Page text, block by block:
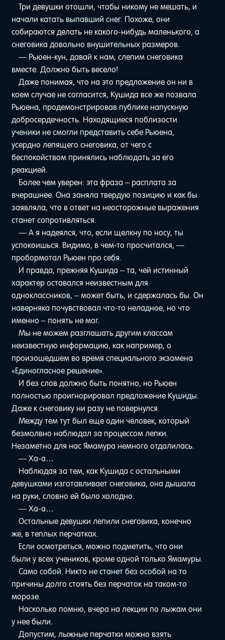
Три девушки отошли, чтобы никому не мешать, и
начали катать выпавший снег. Похоже, они
собираются делать не какого-нибудь маленького, а
снеговика довольно внушительных размеров.
— Рьюен-кун, давай к нам, слепим снеговика
вместе. Должно быть весело!
Даже понимая, что на это предложение он ни в
коем случае не согласится, Кушида все же позвала
Рьюена, продемонстрировав публике напускную
добросердечность. Находящиеся поблизости
ученики не смогли представить себе Рьюена,
усердно лепящего снеговика, от чего с
беспокойством принялись наблюдать за его
реакцией.
Более чем уверен: эта фраза – расплата за
вчерашнее. Она заняла твердую позицию и как бы
заявляла, что в ответ на неосторожные выражения
станет сопротивляться.
— А я надеялся, что, если щелкну по носу, ты
успокоишься. Видимо, в чем-то просчитался, —
пробормотал Рьюен про себя.
И правда, прежняя Кушида – та, чей истинный
характер оставался неизвестным для
одноклассников, – может быть, и сдержалась бы. Он
наверняка почувствовал что-то неладное, но что
именно – понять не мог.
Мы не можем разглашать другим классам
неизвестную информацию, как например, о
произошедшем во время специального экзамена
«Единогласное решение».
И без слов должно быть понятно, но Рьюен
полностью проигнорировал предложение Кушиды.
Даже к снеговику ни разу не повернулся.
Между тем тут был еще один человек, который
безмолвно наблюдал за процессом лепки.
Незаметно для нас Ямамура немного отдалилась.
— Ха-а…
Наблюдая за тем, как Кушида с остальными
девушками изготавливает снеговика, она дышала
на руки, словно ей было холодно.
— Ха-а…
Остальные девушки лепили снеговика, конечно
же, в теплых перчатках.
Если осмотреться, можно подметить, что они
были у всех учеников, кроме одной только Ямамуры.
Само собой. Никто не станет без особой на то
причины долго стоять без перчаток на таком-то
морозе.
Насколько помню, вчера на лекции по лыжам они
у нее были.
Допустим, лыжные перчатки можно взять